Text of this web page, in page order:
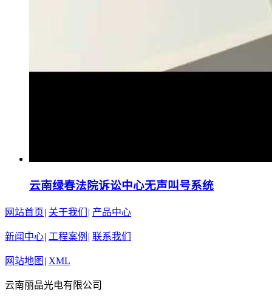
云南绿春法院诉讼中心无声叫号系统
网站首页| 关于我们 | 产品中心
新闻中心| 工程案例 | 联系我们
网站地图 | XML
云南丽晶光电有限公司